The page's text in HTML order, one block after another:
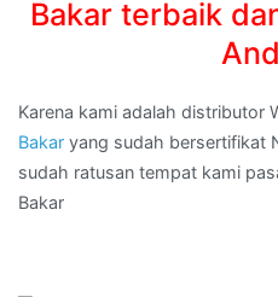
Bakar terbaik
Karena kami adalah distributor
Bakar yang sudah bersertifikat
sudah ratusan tempat kami
Bakar